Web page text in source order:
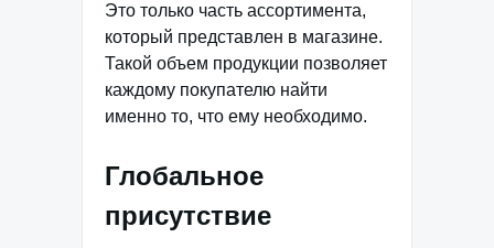
Это только часть ассортимента,
который представлен в магазине.
Такой объем продукции позволяет
каждому покупателю найти
именно то, что ему необходимо.
Глобальное
присутствие